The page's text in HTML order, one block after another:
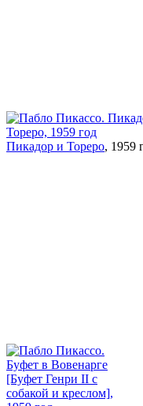
Пикадор и Тореро, 1959